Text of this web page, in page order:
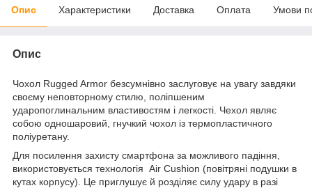
Опис Характеристики Доставка Оплата Умови
Опис
Чохол Rugged Armor безсумнівно заслуговує на увагу завдяки
своєму неповторному стилю, поліпшеним
ударопоглинальним властивостям і легкості. Чехол являє
собою одношаровий, гнучкий чохол із термопластичного
поліуретану.
Для посилення захисту смартфона за можливого падіння,
використовується технологія Air Cushion (повітряні подушки в
кутах корпусу). Це приглушує й розділяє силу удару в разі